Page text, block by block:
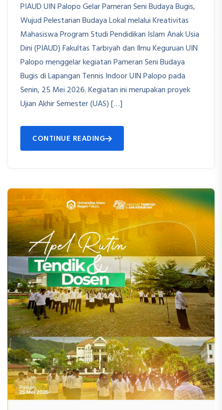
PIAUD UIN Palopo Gelar Pameran Seni Budaya Bugis,
Wujud Pelestarian Budaya Lokal melalui Kreativitas
Mahasiswa Program Studi Pendidikan Islam Anak Usia
Dini (PIAUD) Fakultas Tarbiyah dan Ilmu Keguruan UIN
Palopo menggelar kegiatan Pameran Seni Budaya
Bugis di Lapangan Tennis Indoor UIN Palopo pada
Senin, 25 Mei 2026. Kegiatan ini merupakan proyek
Ujian Akhir Semester (UAS) […]
CONTINUE READING